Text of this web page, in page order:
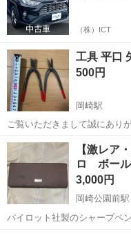
（株）ICT
工具 平口
500円
岡崎駅
ご覧いただきまして誠にありがとうござい
トコ 2個 長期保管品です。サビ等ありますのでご理解の方、よろしく
お願い致しますm(__)m
愛知 岡崎市 岡崎駅
【激レア
ロ ボー
3,000円
岡崎公園前駅
パイロット社製のシャープペ
す。 このクアトロは既に廃盤で流通量も少なく入手困難なモデルにな